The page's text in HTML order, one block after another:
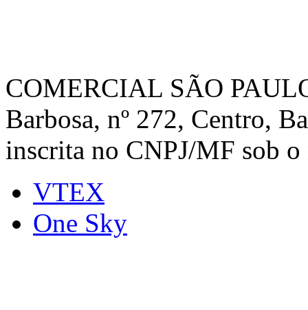
COMERCIAL SÃO
Barbosa, nº 272, Centro,
inscrita no CNPJ/MF sob
VTEX
One Sky